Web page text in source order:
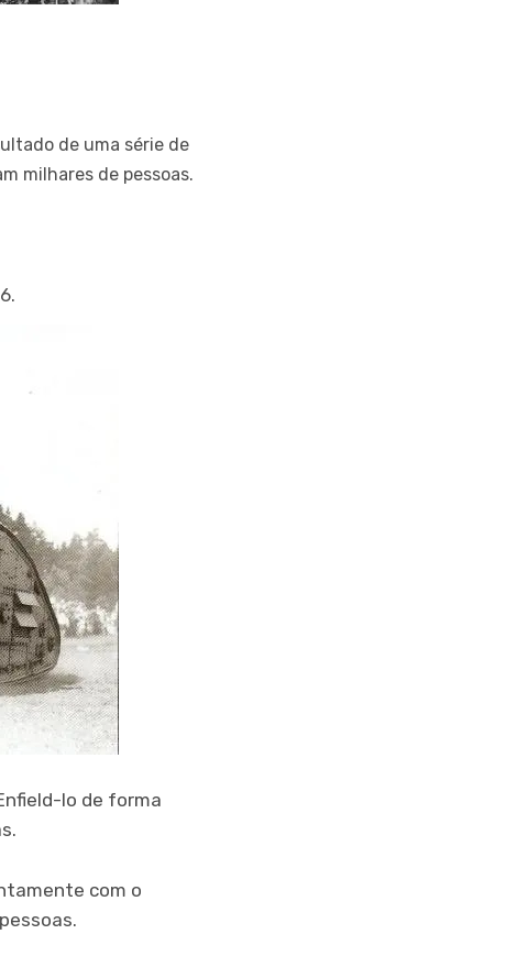
de uma série de
milhares de pessoas.
lo de forma
com o